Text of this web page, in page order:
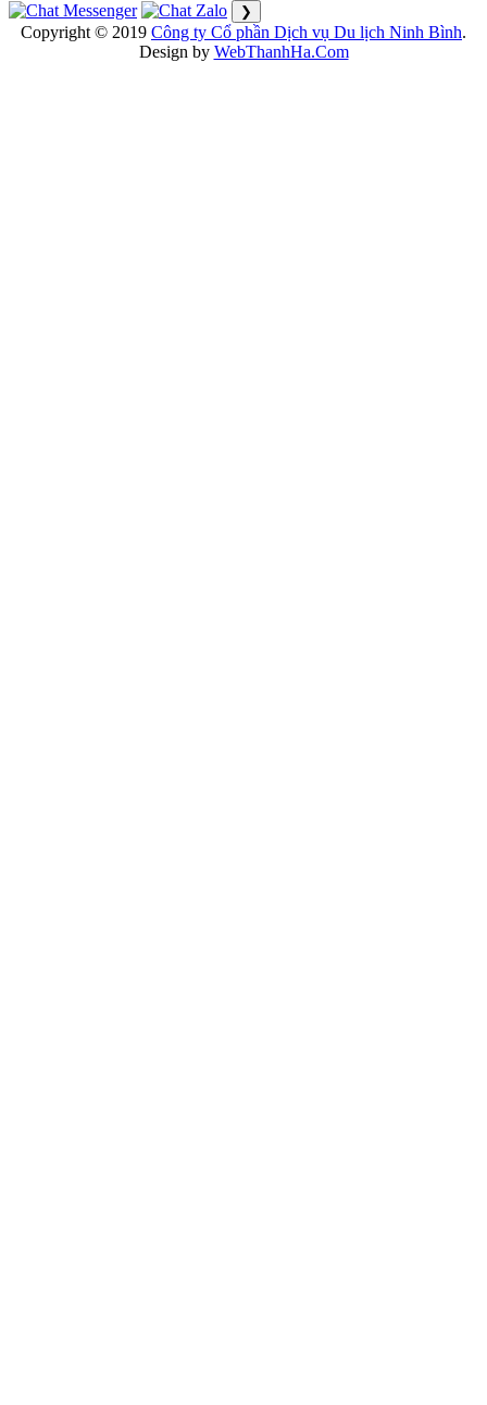
❯
Copyright © 2019 Công ty Cổ phần Dịch vụ Du lịch Ninh Bình.
Design by WebThanhHa.Com